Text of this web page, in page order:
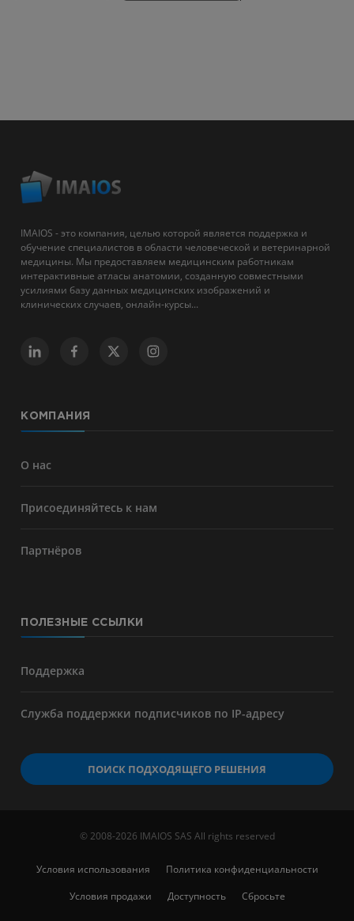
IMAIOS - это компания, целью которой является поддержка и
обучение специалистов в области человеческой и ветеринарной
медицины. Мы предоставляем медицинским работникам
интерактивные атласы анатомии, созданную совместными
усилиями базу данных медицинских изображений и
клинических случаев, онлайн-курсы...
КОМПАНИЯ
О нас
Присоединяйтесь к нам
Партнёров
ПОЛЕЗНЫЕ ССЫЛКИ
Поддержка
Служба поддержки подписчиков по IP-адресу
ПОИСК ПОДХОДЯЩЕГО РЕШЕНИЯ
© 2008-2026 IMAIOS SAS All rights reserved
Условия использования
Политика конфиденциальности
Условия продажи
Доступность Сбросьте